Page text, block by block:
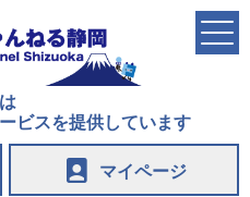
ビスを提供しています
person_book マイページ